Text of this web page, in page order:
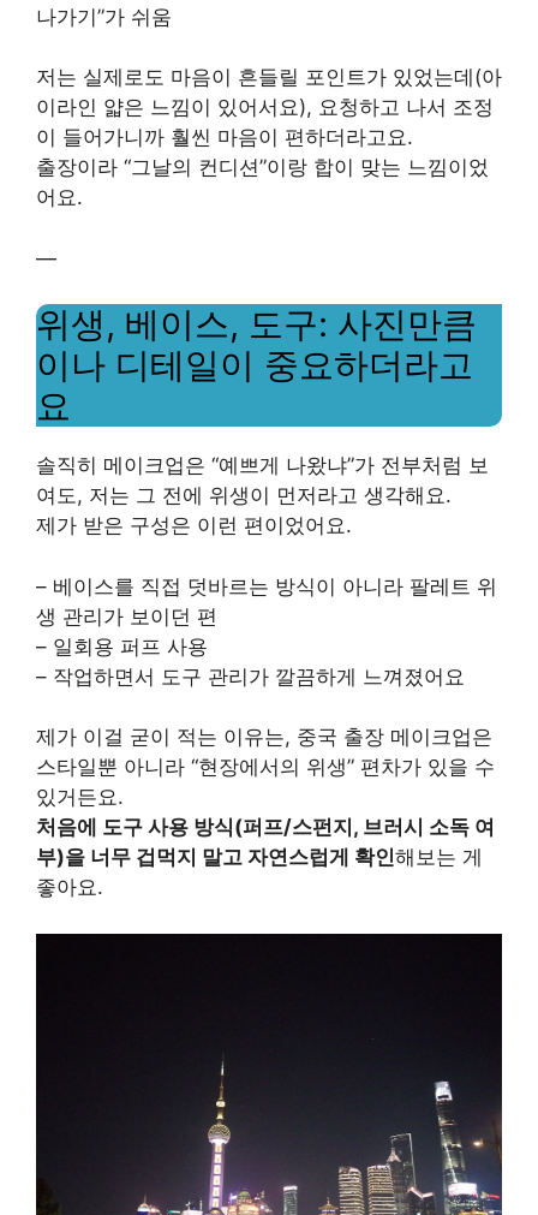
나가기”가 쉬움
저는 실제로도 마음이 흔들릴 포인트가 있었는데(아
이라인 얇은 느낌이 있어서요), 요청하고 나서 조정
이 들어가니까 훨씬 마음이 편하더라고요.
출장이라 “그날의 컨디션”이랑 합이 맞는 느낌이었
어요.
—
위생, 베이스, 도구: 사진만큼
이나 디테일이 중요하더라고
요
솔직히 메이크업은 “예쁘게 나왔냐”가 전부처럼 보
여도, 저는 그 전에 위생이 먼저라고 생각해요.
제가 받은 구성은 이런 편이었어요.
– 베이스를 직접 덧바르는 방식이 아니라 팔레트 위
생 관리가 보이던 편
– 일회용 퍼프 사용
– 작업하면서 도구 관리가 깔끔하게 느껴졌어요
제가 이걸 굳이 적는 이유는, 중국 출장 메이크업은
스타일뿐 아니라 “현장에서의 위생” 편차가 있을 수
있거든요.
처음에 도구 사용 방식(퍼프/스펀지, 브러시 소독 여
부)을 너무 겁먹지 말고 자연스럽게 확인해보는 게
좋아요.